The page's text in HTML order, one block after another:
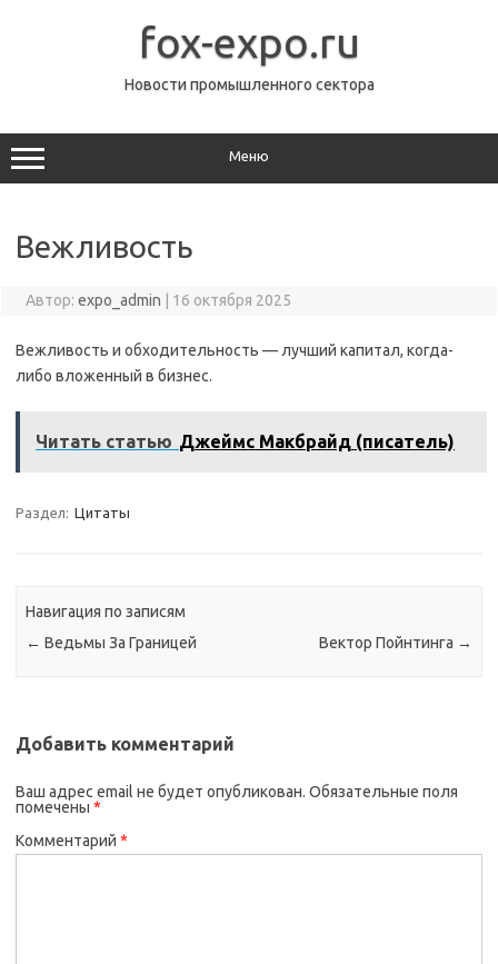
fox-expo.ru
Новости промышленного сектора
Меню
Вежливость
Автор: expo_admin 16 октября 2025
Вежливость и обходительность — лучший капитал, когда-
либо вложенный в бизнес.
Читать статью Джеймс Макбрайд (писатель)
Раздел: Цитаты
Навигация по записям
← Ведьмы За Границей Вектор Пойнтинга →
Добавить комментарий
Ваш адрес email не будет опубликован. Обязательные поля
помечены *
Комментарий *